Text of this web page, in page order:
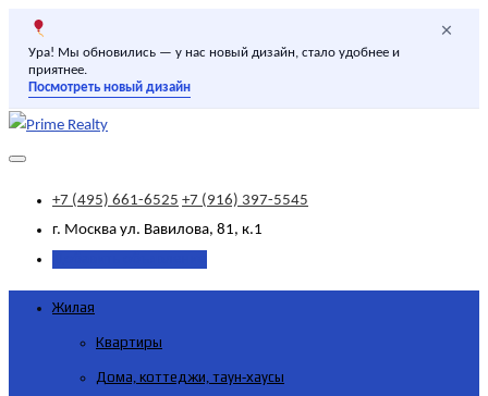
Ура! Мы обновились — у нас новый дизайн, стало удобнее и
приятнее.
Посмотреть новый дизайн
×
+7 (495) 661-6525 +7 (916) 397-5545
г. Москва ул. Вавилова, 81, к.1
Жилая
Квартиры
Дома, коттеджи, таун-хаусы